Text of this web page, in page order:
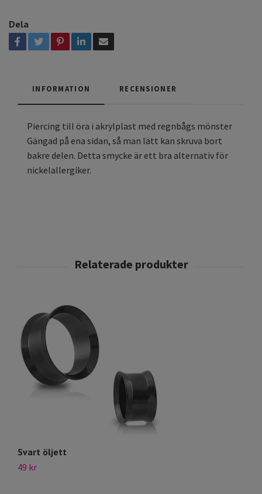
Dela
INFORMATION RECENSIONER
Piercing till öra i akrylplast med regnbågs mönster
Gängad på ena sidan, så man lätt kan skruva bort
bakre delen. Detta smycke är ett bra alternativ för
nickelallergiker.
Svart öljett
49 kr